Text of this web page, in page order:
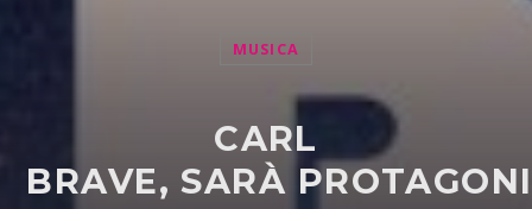
MUSICA
CARL
BRAVE, SARÀ